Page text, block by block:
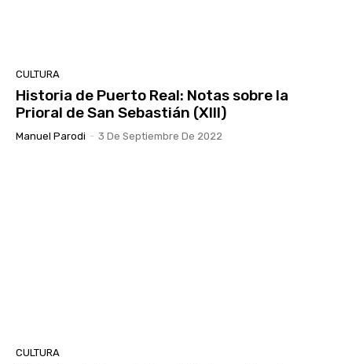
CULTURA
Historia de Puerto Real: Notas sobre la
Prioral de San Sebastián (XIII)
Manuel Parodi - 3 De Septiembre De 2022
CULTURA